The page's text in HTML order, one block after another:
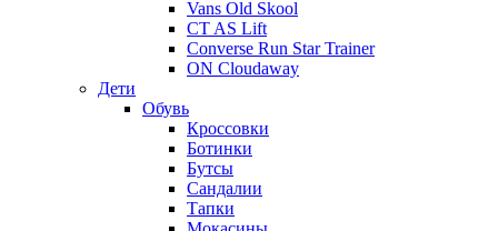
Vans Old Skool
CT AS Lift
Converse Run Star Trainer
ON Cloudaway
Дети
Обувь
Кроссовки
Ботинки
Бутсы
Сандалии
Тапки